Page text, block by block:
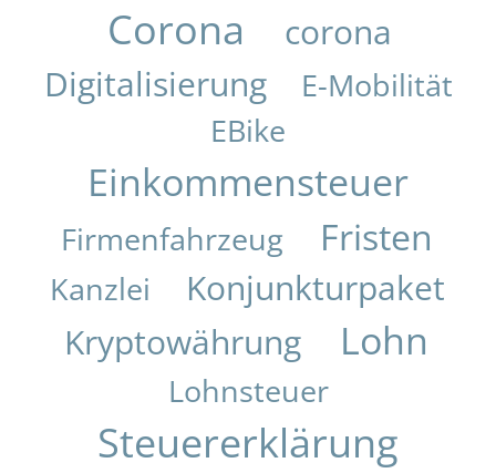
Corona
corona
Digitalisierung
E-Mobilität
EBike
Einkommensteuer
Firmenfahrzeug Fristen
Kanzlei
Konjunkturpaket
Kryptowährung
Lohn
Lohnsteuer
Steuererklärung